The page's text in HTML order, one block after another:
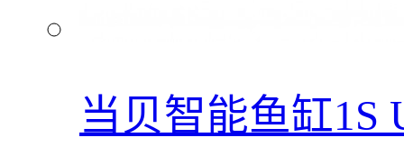
当贝智能鱼缸1S